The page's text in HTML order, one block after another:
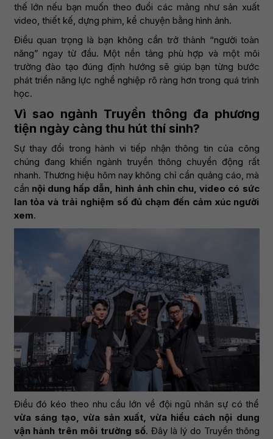
thế lớn nếu bạn muốn theo đuổi các mảng như sản xuất
video, thiết kế, dựng phim, kể chuyện bằng hình ảnh.
Điều quan trọng là bạn không cần trở thành “người toàn
năng” ngay từ đầu. Một nền tảng phù hợp và một môi
trường đào tạo đúng định hướng sẽ giúp bạn từng bước
phát triển năng lực nghề nghiệp rõ ràng hơn trong quá trình
học.
Vì sao ngành Truyền thông đa phương
tiện ngày càng thu hút thí sinh?
Sự thay đổi trong hành vi tiếp nhận thông tin của công
chúng đang khiến ngành truyền thông chuyển động rất
nhanh. Thương hiệu hôm nay không chỉ cần quảng cáo, mà
cần nội dung hấp dẫn, hình ảnh chỉn chu, video có sức
lan tỏa và trải nghiệm số đủ chạm đến cảm xúc người
xem.
Điều đó kéo theo nhu cầu lớn về đội ngũ nhân sự có thể
vừa sáng tạo, vừa sản xuất, vừa hiểu cách nội dung
vận hành trên môi trường số. Đây là lý do Truyền thông